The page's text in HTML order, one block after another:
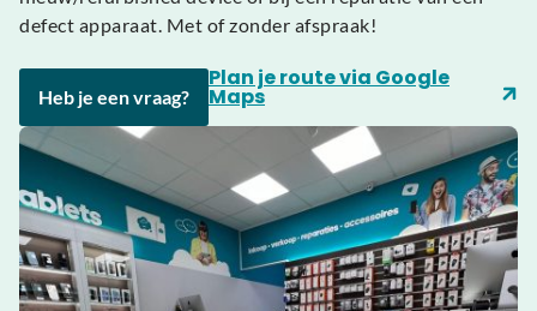
defect apparaat. Met of zonder afspraak!
Heb je een vraag?
Plan je route via Google
Maps